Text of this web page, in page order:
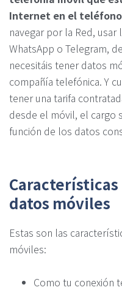
Internet en el teléfono
navegar por la Red,
WhatsApp o Telegram,
necesitáis tener datos
compañía telefónica. Y
tener una tarifa
desde el móvil, el cargo
función de los datos
datos móviles
Estas son las
móviles:
Como tu conexión